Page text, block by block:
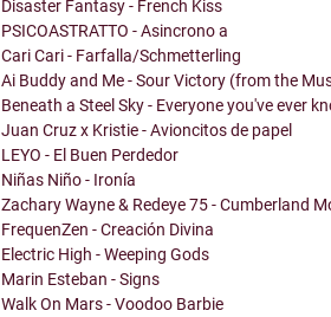
Disaster Fantasy - French Kiss
PSICOASTRATTO - Asincrono a
Cari Cari - Farfalla/Schmetterling
Ai Buddy and Me - Sour Victory (from the
Beneath a Steel Sky - Everyone you've ever
Juan Cruz x Kristie - Avioncitos de papel
LEYO - El Buen Perdedor
Niñas Niño - Ironía
Zachary Wayne & Redeye 75 - Cumberland
FrequenZen - Creación Divina
Electric High - Weeping Gods
Marin Esteban - Signs
Walk On Mars - Voodoo Barbie